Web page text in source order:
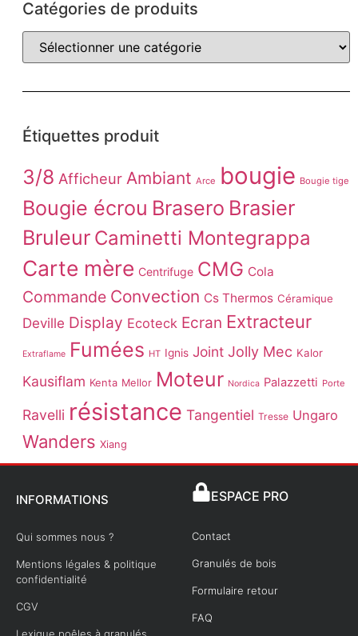
Catégories de produits
Étiquettes produit
3/8 Afficheur Ambiant Arce bougie Bougie tige
Bougie écrou Brasero Brasier
Bruleur Caminetti Montegrappa
Carte mère Centrifuge CMG Cola
Commande Convection Cs Thermos Céramique
Deville Display Ecoteck Ecran Extracteur
Extraflame Fumées HT Ignis Joint Jolly Mec Kalor
Kausiflam Kenta Mellor Moteur Nordica Palazzetti Porte
Ravelli résistance Tangentiel Tresse Ungaro
Wanders Xiang
INFORMATIONS
Qui sommes nous ?
Mentions légales & politique
confidentialité
CGV
ESPACE PRO
Contact
Granulés de bois
Formulaire retour
FAQ